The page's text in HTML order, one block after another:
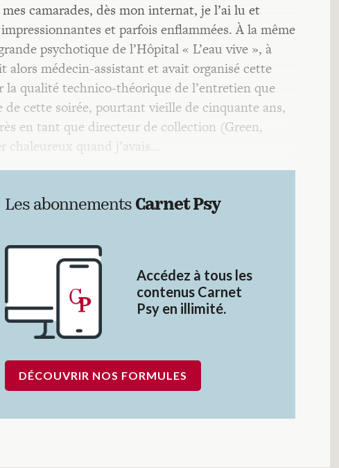
camarades, dès mon internat, je l’ai lu et
et parfois enflammées. À la même
psychotique de l’Hôpital « L’eau vive », à
alors médecin-assistant et avait organisé cette
qualité technico-théorique de l’entretien que
cette soirée, pourtant vieille de cinquante ans,
en tant que directeur de collection (Green,
quand j’avais…
Les abonnements Carnet Psy
Accédez à tous les
contenus Carnet
Psy en illimité.
DÉCOUVRIR NOS FORMULES